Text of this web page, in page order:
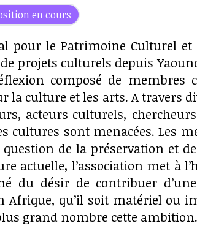
en cours
pour le Patrimoine Culturel
projets culturels depuis
composé de
la culture et les arts. A travers
acteurs culturels,
cultures sont menacées. Les
de la préservation et
actuelle, l’association met à
né du désir de contribuer
qu’il soit matériel ou
grand nombre cette ambition.